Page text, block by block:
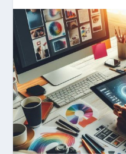
Kitalálod, mire
gépeket?
Nem sikerült az
Tanulj szakmát!
Szoftverfejlesztő:
amikor néhány
világversenyt...
Digitális detox –
telefon nélkül?